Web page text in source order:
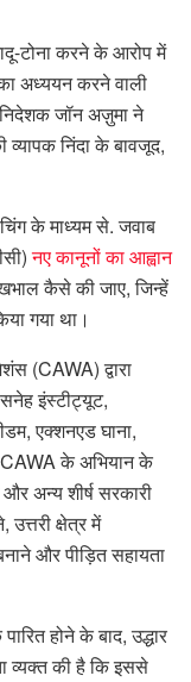
टोना करने के आरोप में
अध्ययन करने वाली
जॉन अज़ुमा ने
निंदा के बावजूद,
के माध्यम से. जवाब
नए कानूनों का आह्वान
कैसे की जाए, जिन्हें
गया था।
(CAWA) द्वारा
सनेह इंस्टीट्यूट,
एक्शनएड घाना,
के अभियान के
और अन्य शीर्ष सरकारी
क्षेत्र में
और पीड़ित सहायता
होने के बाद, उद्धार
व्यक्त की है कि इससे